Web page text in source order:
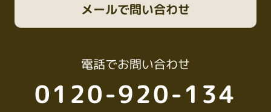
電話でお問い合わせ
0120-920-134
メールで問い合わせ